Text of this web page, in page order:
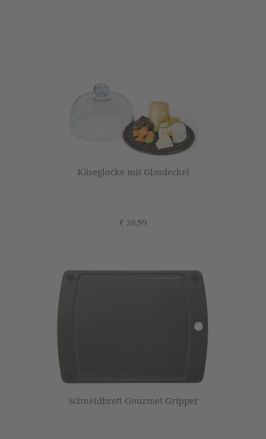
Käseglocke mit Glasdeckel
€ 39,99
Schneidbrett Gourmet Gripper